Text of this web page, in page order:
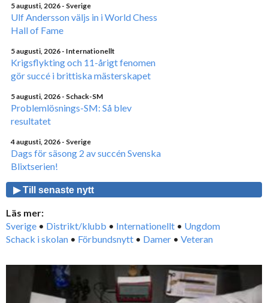
5 augusti, 2026 - Sverige
Ulf Andersson väljs in i World Chess
Hall of Fame
5 augusti, 2026 - Internationellt
Krigsflykting och 11-årigt fenomen
gör succé i brittiska mästerskapet
5 augusti, 2026 - Schack-SM
Problemlösnings-SM: Så blev
resultatet
4 augusti, 2026 - Sverige
Dags för säsong 2 av succén Svenska
Blixtserien!
▶ Till senaste nytt
Läs mer:
Sverige • Distrikt/klubb • Internationellt • Ungdom
Schack i skolan • Förbundsnytt • Damer • Veteran